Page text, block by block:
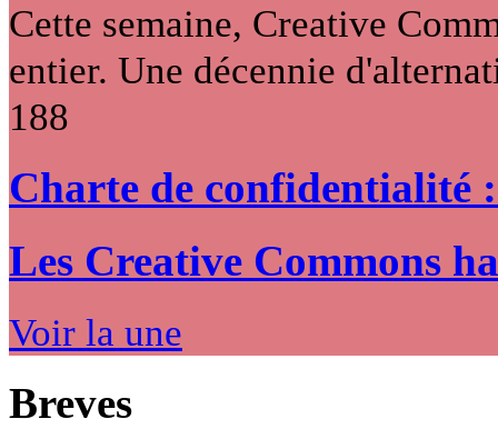
Cette semaine, Creative
entier. Une décennie
188
Charte de confidentialité
Les Creative Commons
Voir la une
Breves